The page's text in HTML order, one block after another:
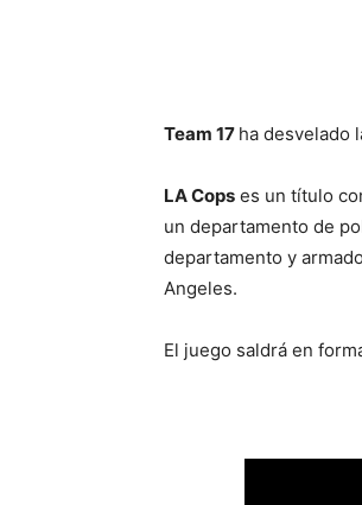
Team 17 ha desvelado
LA Cops es un título
un departamento de
departamento y
Angeles.
El juego saldrá en